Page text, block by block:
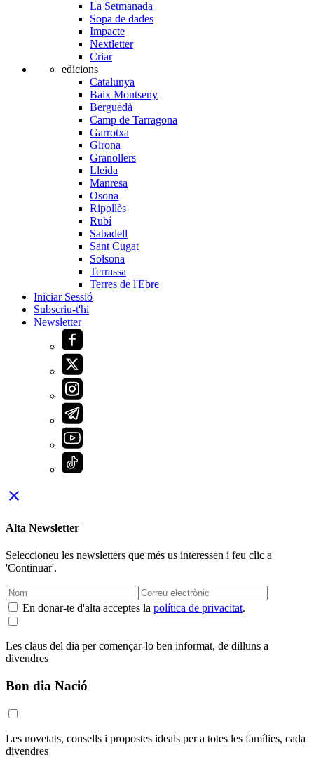
La Setmanada
Sopa de dades
Impacte
Nextletter
Criar
edicions
Catalunya
Baix Montseny
Berguedà
Camp de Tarragona
Garrotxa
Girona
Granollers
Lleida
Manresa
Osona
Ripollès
Rubí
Sabadell
Sant Cugat
Solsona
Terrassa
Terres de l'Ebre
Iniciar Sessió
Subscriu-t'hi
Newsletter
close
Alta Newsletter
Seleccioneu les newsletters que més us interessen i feu clic a
'Continuar'.
En donar-te d'alta acceptes la política de privacitat.
Les claus del dia per començar-lo ben informat, de dilluns a
divendres
Bon dia Nació
Les novetats, consells i propostes ideals per a totes les famílies, cada
divendres